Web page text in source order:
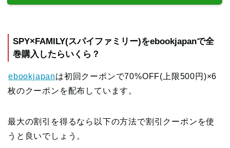
SPY×FAMILY(スパイファミリー)をebookjapanで全
巻購入したらいくら？
ebookjapanは初回クーポンで70%OFF(上限500円)×6
枚のクーポンを配布しています。
最大の割引を得るなら以下の方法で割引クーポンを使
うと良いでしょう。